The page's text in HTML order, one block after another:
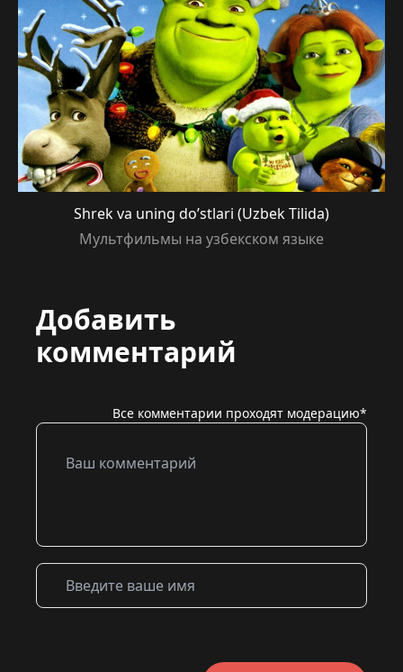
Shrek va uning do’stlari (Uzbek Tilida)
Мультфильмы на узбекском языке
Добавить
комментарий
Все комментарии проходят модерацию*